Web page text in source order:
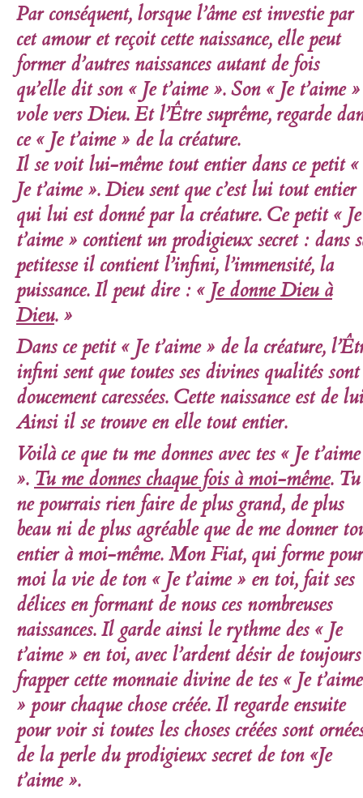
Par conséquent, lorsque l’âme est investie par
cet amour et reçoit cette naissance, elle peut
former d’autres naissances autant de fois
qu’elle dit son « Je t’aime ». Son « Je t’aime »
vole vers Dieu. Et l’Être suprême, regarde
ce « Je t’aime » de la créature.
Il se voit lui-même tout entier dans ce petit «
Je t’aime ». Dieu sent que c’est lui tout entier
qui lui est donné par la créature. Ce petit « Je
t’aime » contient un prodigieux secret : dans
petitesse il contient l’infini, l’immensité, la
puissance. Il peut dire : « Je donne Dieu à
Dieu. »
Dans ce petit « Je t’aime » de la créature,
infini sent que toutes ses divines qualités sont
doucement caressées. Cette naissance est de
Ainsi il se trouve en elle tout entier.
Voilà ce que tu me donnes avec tes « Je t’aime
». Tu me donnes chaque fois à moi-même. Tu
ne pourrais rien faire de plus grand, de plus
beau ni de plus agréable que de me donner
entier à moi-même.Mon Fiat, qui forme pour
moi la vie de ton « Je t’aime » en toi, fait ses
délices en formant de nous ces nombreuses
naissances. Il garde ainsi le rythme des « Je
t’aime » en toi, avec l’ardent désir de toujours
frapper cette monnaie divine de tes « Je t’aime
» pour chaque chose créée. Il regarde ensuite
pour voir si toutes les choses créées sont
de la perle du prodigieux secret de ton «Je
t’aime ».